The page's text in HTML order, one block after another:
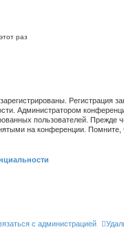
раз
Регистрация
Администратором
пользователей. Прежде
на конференции.
с администрацией